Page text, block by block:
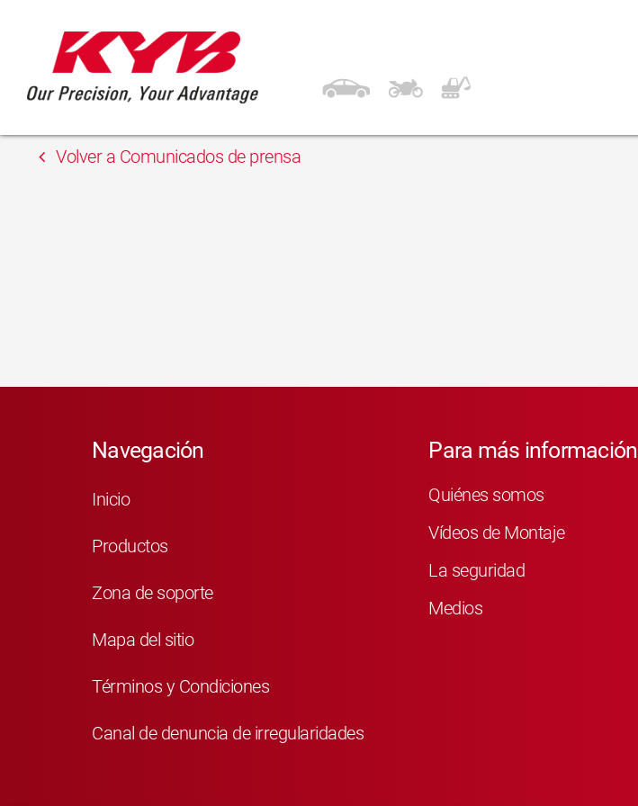
Euroton
Volver a Comunicados de prensa
Navegación
Inicio
Productos
Zona de soporte
Mapa del sitio
Términos y Condiciones
Canal de denuncia de irregularidades
Para más información
Quiénes somos
Vídeos de Montaje
La seguridad
Medios